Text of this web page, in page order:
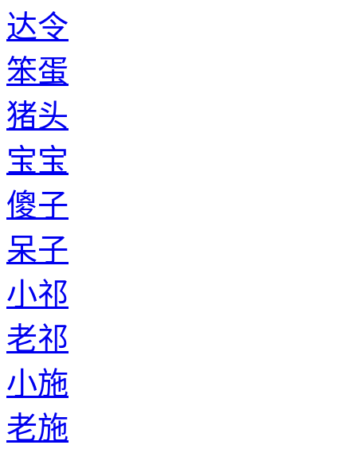
达令
笨蛋
猪头
宝宝
傻子
呆子
小祁
老祁
小施
老施